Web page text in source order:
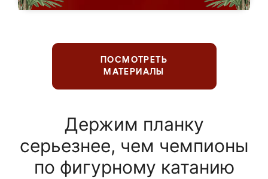
ПОСМОТРЕТЬ
МАТЕРИАЛЫ
Держим планку
серьезнее, чем чемпионы
по фигурному катанию